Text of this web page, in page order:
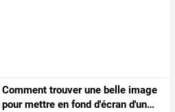
Comment trouverune belle image
pourmettre en fond d'écran d'un…